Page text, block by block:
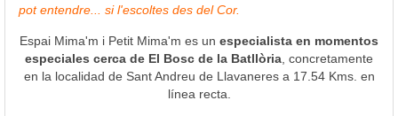
pot entendre... si l'escoltes des del Cor.
Espai Mima'm i Petit Mima'm es un especialista en momentos
especiales cerca de El Bosc de la Batllòria , concretamente
en la localidad de Sant Andreu de Llavaneres a 17.54 Kms. en
línea recta.